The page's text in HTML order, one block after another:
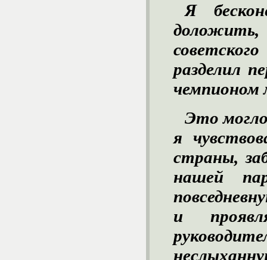
Я
разделил
чемпионом
Это
я
страны,
нашей
и